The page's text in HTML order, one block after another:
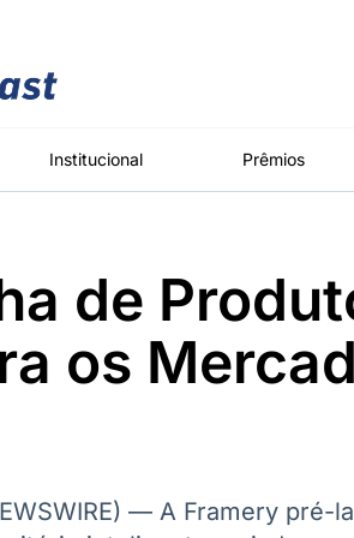
Institucional Prêmios
Label
para
Broadcast
de
os
— A Framery pré-